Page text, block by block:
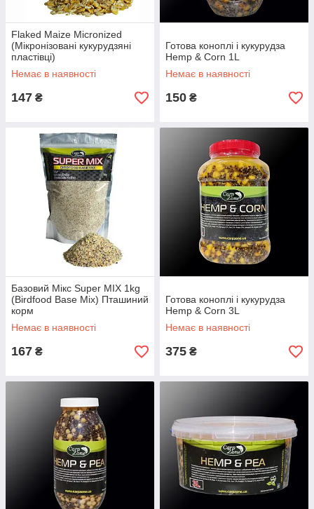
Flaked Maize Micronized
(Мікронізовані кукурудзяні
пластівці)
Немає в наявності
147 ₴
Готова коноплі і кукурудза
Hemp & Corn 1L
Немає в наявності
150 ₴
Базовий Мікс Super MIX 1kg
(Birdfood Base Mix) Пташиний
корм
Немає в наявності
167 ₴
Готова коноплі і кукурудза
Hemp & Corn 3L
Немає в наявності
375 ₴